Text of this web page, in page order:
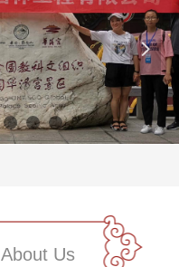
About Us
넲